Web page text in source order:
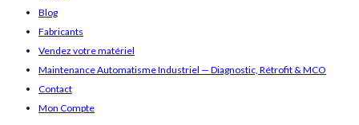
Blog
Fabricants
Vendez votre matériel
Maintenance Automatisme Industriel — Diagnostic, Rétrofit & MCO
Contact
Mon Compte